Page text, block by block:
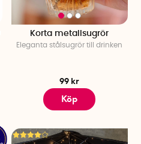
Korta metallsugrör
Eleganta stålsugrör till drinken
99 kr
Köp